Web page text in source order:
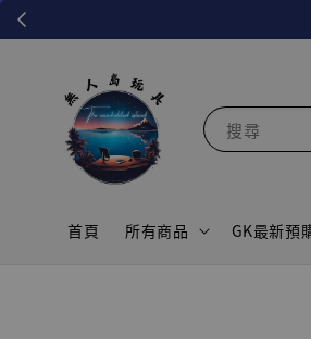
搜尋
首頁 所有商品 GK最新預